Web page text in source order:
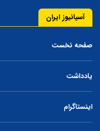
آسیانیوز ایران
صفحه نخست
یادداشت
اینستاگرام